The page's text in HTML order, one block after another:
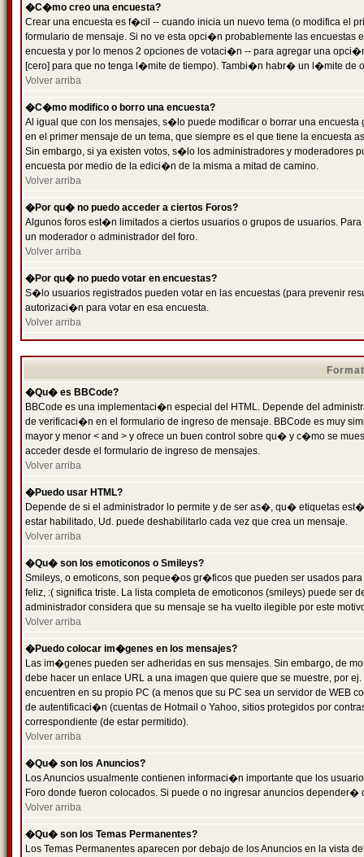
�C�mo creo una encuesta?
Crear una encuesta es f�cil -- cuando inicia un nuevo tema (o modifica el
formulario de mensaje. Si no ve esta opci�n probablemente las
encuesta y por lo menos 2 opciones de votaci�n -- para agregar una
[cero] para que no tenga l�mite de tiempo). Tambi�n habr� un l�mite de
Volver arriba
�C�mo modifico o borro una encuesta?
Al igual que con los mensajes, s�lo puede modificar o borrar una
en el primer mensaje de un tema, que siempre es el que tiene la encuesta
Sin embargo, si ya existen votos, s�lo los administradores y moderadores
encuesta por medio de la edici�n de la misma a mitad de camino.
Volver arriba
�Por qu� no puedo acceder a ciertos Foros?
Algunos foros est�n limitados a ciertos usuarios o grupos de usuarios.
un moderador o administrador del foro.
Volver arriba
�Por qu� no puedo votar en encuestas?
S�lo usuarios registrados pueden votar en las encuestas (para prevenir
autorizaci�n para votar en esa encuesta.
Volver arriba
�Qu� es BBCode?
BBCode es una implementaci�n especial del HTML. Depende del
de verificaci�n en el formulario de ingreso de mensaje. BBCode es muy
mayor y menor < and > y ofrece un buen control sobre qu� y c�mo se
acceder desde el formulario de ingreso de mensajes.
Volver arriba
�Puedo usar HTML?
Depende de si el administrador lo permite y de ser as�, qu� etiquetas
estar habilitado, Ud. puede deshabilitarlo cada vez que crea un mensaje.
Volver arriba
�Qu� son los emoticonos o Smileys?
Smileys, o emoticons, son peque�os gr�ficos que pueden ser usados
feliz, :( significa triste. La lista completa de emoticonos (smileys) puede
administrador considera que su mensaje se ha vuelto ilegible por este
Volver arriba
�Puedo colocar im�genes en los mensajes?
Las im�genes pueden ser adheridas en sus mensajes. Sin embargo, de
debe hacer un enlace URL a una imagen que quiere que se muestre, por
encuentren en su propio PC (a menos que su PC sea un servidor de
de autentificaci�n (cuentas de Hotmail o Yahoo, sitios protegidos por
correspondiente (de estar permitido).
Volver arriba
�Qu� son los Anuncios?
Los Anuncios usualmente contienen informaci�n importante que los
Foro donde fueron colocados. Si puede o no ingresar anuncios
Volver arriba
�Qu� son los Temas Permanentes?
Los Temas Permanentes aparecen por debajo de los Anuncios en la